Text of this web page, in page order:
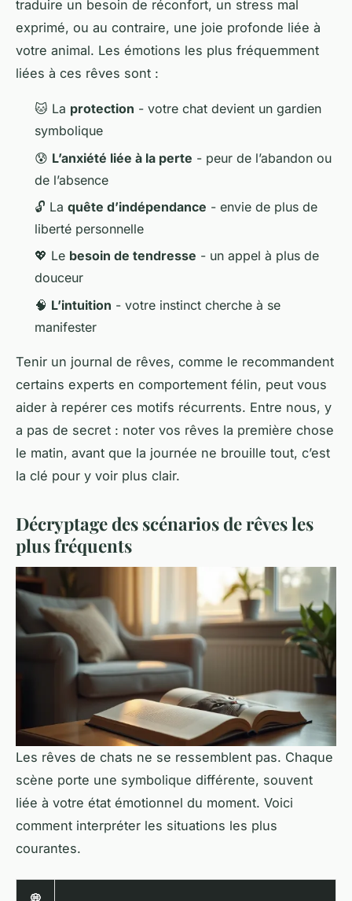
traduire un besoin de réconfort, un stress mal
exprimé, ou au contraire, une joie profonde liée à
votre animal. Les émotions les plus fréquemment
liées à ces rêves sont :
🐱 La protection - votre chat devient un gardien
symbolique
😰 L’anxiété liée à la perte - peur de l’abandon ou
de l’absence
🔓 La quête d’indépendance - envie de plus de
liberté personnelle
💖 Le besoin de tendresse - un appel à plus de
douceur
🧠 L’intuition - votre instinct cherche à se
manifester
Tenir un journal de rêves, comme le recommandent
certains experts en comportement félin, peut vous
aider à repérer ces motifs récurrents. Entre nous, y
a pas de secret : noter vos rêves la première chose
le matin, avant que la journée ne brouille tout, c’est
la clé pour y voir plus clair.
Décryptage des scénarios de rêves les
plus fréquents
Les rêves de chats ne se ressemblent pas. Chaque
scène porte une symbolique différente, souvent
liée à votre état émotionnel du moment. Voici
comment interpréter les situations les plus
courantes.